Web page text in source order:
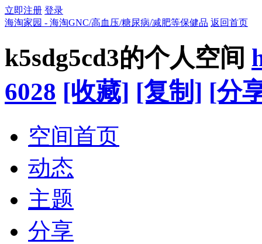
立即注册 登录
海淘家园 - 海淘GNC/高血压/糖尿病/减肥等保健品 返回首页
k5sdg5cd3的个人空间
6028 [收藏] [复制] [分
空间首页
动态
主题
分享